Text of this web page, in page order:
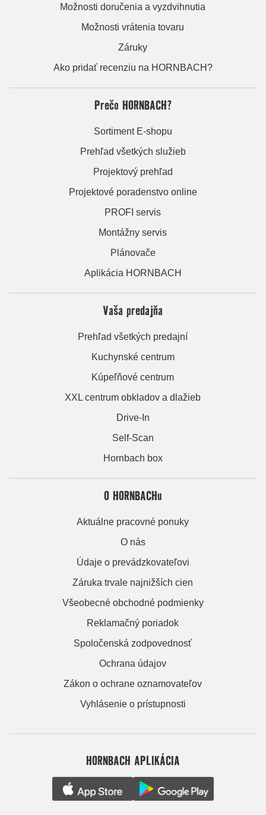
Možnosti doručenia a vyzdvihnutia
Možnosti vrátenia tovaru
Záruky
Ako pridať recenziu na HORNBACH?
Prečo HORNBACH?
Sortiment E-shopu
Prehľad všetkých služieb
Projektový prehľad
Projektové poradenstvo online
PROFI servis
Montážny servis
Plánovače
Aplikácia HORNBACH
Vaša predajňa
Prehľad všetkých predajní
Kuchynské centrum
Kúpeľňové centrum
XXL centrum obkladov a dlažieb
Drive-In
Self-Scan
Hornbach box
O HORNBACHu
Aktuálne pracovné ponuky
O nás
Údaje o prevádzkovateľovi
Záruka trvale najnižších cien
Všeobecné obchodné podmienky
Reklamačný poriadok
Spoločenská zodpovednosť
Ochrana údajov
Zákon o ochrane oznamovateľov
Vyhlásenie o prístupnosti
HORNBACH APLIKÁCIA